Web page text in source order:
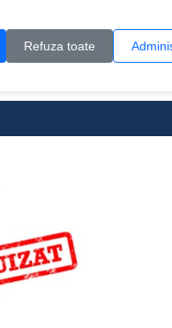
Refuza toate